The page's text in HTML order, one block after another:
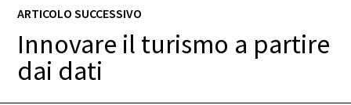
ARTICOLO SUCCESSIVO
Innovare il turismo a partire
dai dati